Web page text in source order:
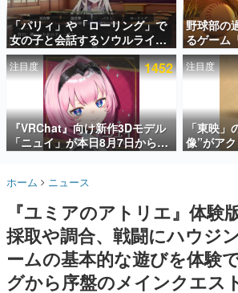
アプリセール情報
インタビュー
連載・特集一覧
殿堂入り記事
SNS拡散数が数千以上！ ページ
ど。多くの人々に読まれた、電フ
事をまとめました。
名作ゲームクリエイターの方々に
きます。
赫本
この物語を解いてはいけない。『
の形をした短編ホラー小説集です
「パリィ」や「ローリング」で
女の子と会話するソウルライク
恋愛ゲーム『小早川さんはソウ
ルライク』無料公開。返事に失
敗すると「YOU DIED」
野球部の
るゲーム
シュリス
対応し
ダム・カ
プロ野球
注目度 1452
『VRChat』向け新作3Dモデル
「ニュイ」が本日8月7日から
BOOTHにて発売。瞳に光る星
わいい
注目度
「東映
像”がア
映ヒスト
ホーム ニュース
『ユミアのアトリエ』体験
採取や調合、戦闘にハウジ
ームの基本的な遊びを体験
グから序盤のメインクエス